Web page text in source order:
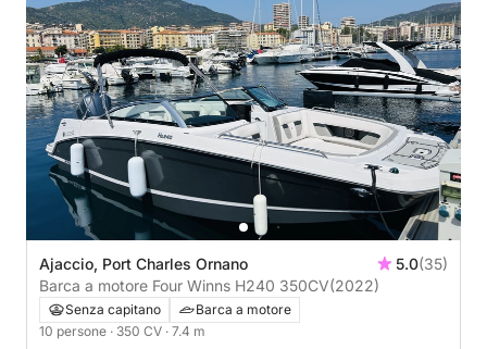
Ajaccio, Port Charles Ornano 5.0(35)
Barca a motore Four Winns H240 350CV(2022)
Senza capitano
Barca a motore
10 persone · 350 CV · 7.4 m